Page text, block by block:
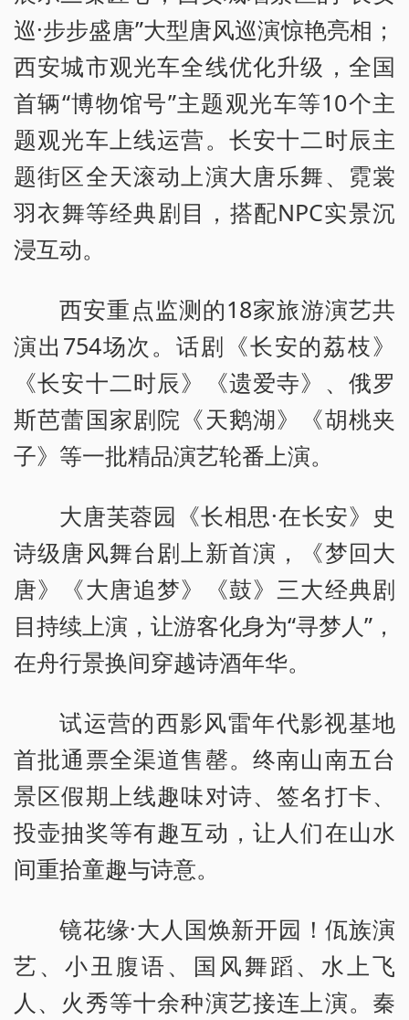
巡·步步盛唐”大型唐风巡演惊艳亮相；
西安城市观光车全线优化升级，全国
首辆“博物馆号”主题观光车等10个主
题观光车上线运营。长安十二时辰主
题街区全天滚动上演大唐乐舞、霓裳
羽衣舞等经典剧目，搭配NPC实景沉
浸互动。
西安重点监测的18家旅游演艺共
演出754场次。话剧《长安的荔枝》
《长安十二时辰》《遗爱寺》、俄罗
斯芭蕾国家剧院《天鹅湖》《胡桃夹
子》等一批精品演艺轮番上演。
大唐芙蓉园《长相思·在长安》史
诗级唐风舞台剧上新首演，《梦回大
唐》《大唐追梦》《鼓》三大经典剧
目持续上演，让游客化身为“寻梦人”，
在舟行景换间穿越诗酒年华。
试运营的西影风雷年代影视基地
首批通票全渠道售罄。终南山南五台
景区假期上线趣味对诗、签名打卡、
投壶抽奖等有趣互动，让人们在山水
间重拾童趣与诗意。
镜花缘·大人国焕新开园！佤族演
艺、小丑腹语、国风舞蹈、水上飞
人、火秀等十余种演艺接连上演。秦